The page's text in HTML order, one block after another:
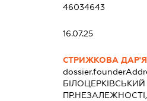
46034643
16.07.25
СТРИЖКОВА ДАР'Я